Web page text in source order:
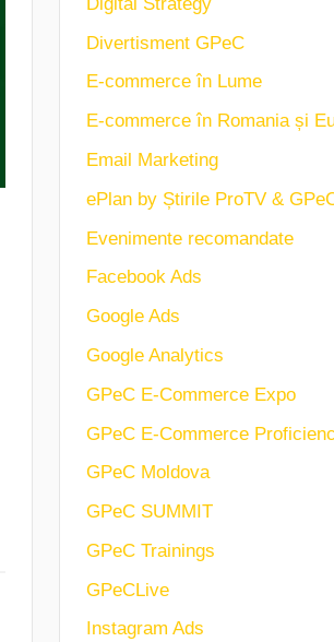
Divertisment GPeC
E-commerce în Lume
E-commerce în Romania și
Email Marketing
ePlan by Știrile ProTV &
Evenimente recomandate
Facebook Ads
Google Ads
Google Analytics
GPeC E-Commerce Expo
GPeC E-Commerce
GPeC Moldova
GPeC SUMMIT
GPeC Trainings
GPeCLive
Instagram Ads